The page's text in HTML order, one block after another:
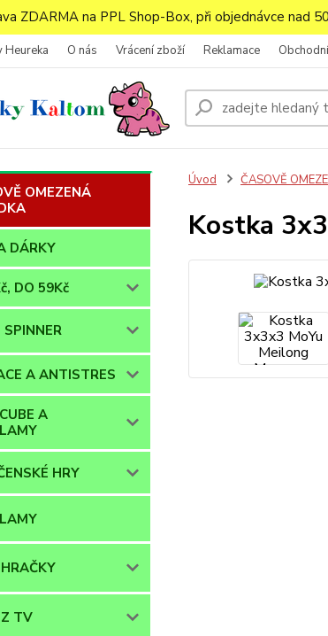
ZDARMA na PPL Shop-Box, při objednávce nad
Heureka O nás Vrácení zboží Reklamace
OMEZENÁ
DÁRKY
DO 59Kč
SPINNER
A ANTISTRES
A
HRY
TV
Úvod ČASOVĚ
Kostka